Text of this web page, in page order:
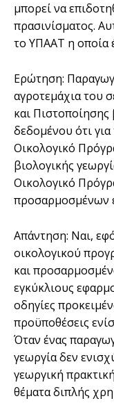
μπορεί να
πρασινίσματος.
το ΥΠΑΑΤ η οποία
Ερώτηση:
αγροτεμάχια του
και Πιστοποίησης
δεδομένου ότι
Οικολογικό
βιολογικής
Οικολογικό
προσαρμοσμένων
Απάντηση: Ναι,
οικολογικού
και
εγκύκλιους
οδηγίες
προϋποθέσεις
Όταν ένας
γεωργία δεν
γεωργική
θέματα διπλής